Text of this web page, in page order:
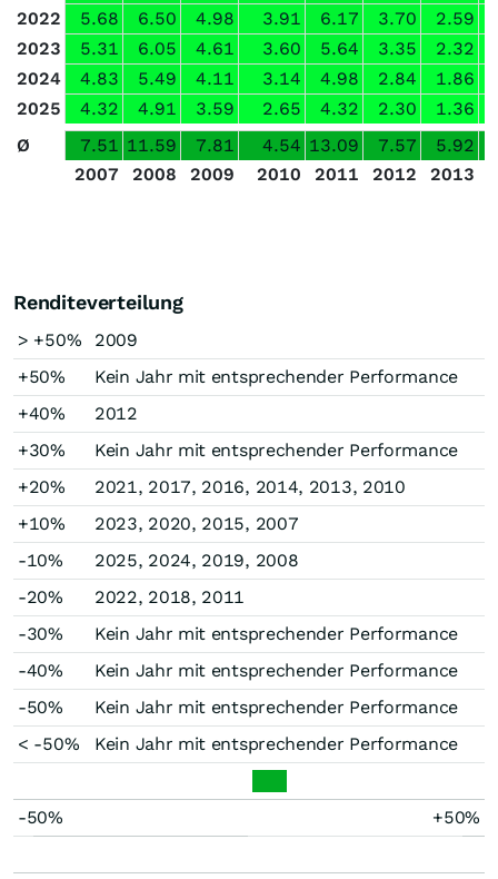
2022
5.68 6.50 4.98 3.91 6.17 3.70 2.59
2023
5.31 6.05 4.61 3.60 5.64 3.35 2.32
2024
4.83 5.49 4.11 3.14 4.98 2.84 1.86
2025
4.32 4.91 3.59 2.65 4.32 2.30 1.36
Ø
7.51 11.59 7.81 4.54 13.09 7.57 5.92
2007
2008 2009 2010 2011 2012 2013
Renditeverteilung
> +50%
2009
+50%
Kein Jahr mit entsprechender Performance
+40%
2012
+30%
Kein Jahr mit entsprechender Performance
+20%
2021, 2017, 2016, 2014, 2013, 2010
+10%
2023, 2020, 2015, 2007
-10%
2025, 2024, 2019, 2008
-20%
2022, 2018, 2011
-30%
Kein Jahr mit entsprechender Performance
-40%
Kein Jahr mit entsprechender Performance
-50%
Kein Jahr mit entsprechender Performance
< -50%
Kein Jahr mit entsprechender Performance
-50% +50%